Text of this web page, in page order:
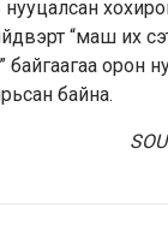
“маш их
байгаагаа орон
байна.